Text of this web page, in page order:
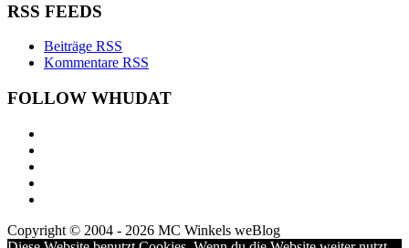
RSS FEEDS
Beiträge RSS
Kommentare RSS
FOLLOW WHUDAT
Copyright © 2004 - 2026 MC Winkels weBlog